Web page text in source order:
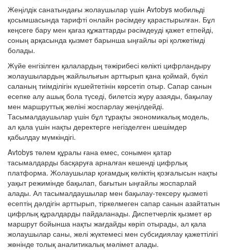
Жеңілдік санатындағы жолаушылар үшін Avtobys мобильді
қосымшасында тарифті онлайн рәсімдеу қарастырылған. Бұл
кеңсеге бару мен қағаз құжаттарды рәсімдеуді қажет етпейді,
соның арқасында қызмет барынша ыңғайлы әрі қолжетімді
болады.
Жүйе енгізілген қалалардың тәжірибесі көлікті цифрландыру
жолаушылардың жайлылығын арттырып қана қоймай, бүкіл
саланың тиімділігін күшейтетінін көрсетіп отыр. Сапар санын
есепке алу ашық бола түседі, билетсіз жүру азаяды, бақылау
мен маршруттық желіні жоспарлау жеңілдейді.
Тасымалдаушылар үшін бұл тұрақты экономикалық модель,
ал қала үшін нақты деректерге негізделген шешімдер
қабылдау мүмкіндігі.
Avtobys төлем құралы ғана емес, сонымен қатар
тасымалдарды басқаруға арналған кешенді цифрлық
платформа. Жолаушылар қоғамдық көліктің қозғалысын нақты
уақыт режимінде бақылап, бағытын ыңғайлы жоспарлай
алады. Ал тасымалдаушылар мен бақылау-тексеру қызметі
есептің дәлдігін арттырып, тіркелмеген сапар санын азайтатын
цифрлық құралдарды пайдаланады. Диспетчерлік қызмет әр
маршрут бойынша нақты жағдайды көріп отырады, ал қала
жолаушылар саны, желі жүктемесі мен субсидиялау қажеттілігі
жөнінде толық аналитикалық мәлімет алады.